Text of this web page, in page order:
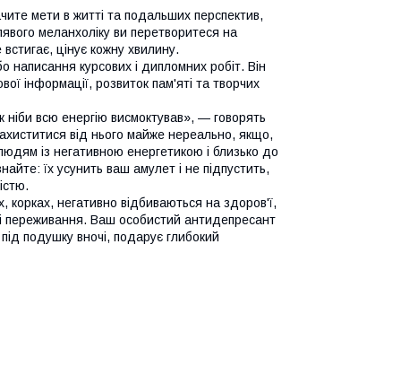
мети в житті та подальших перспектив,
меланхоліку ви перетворитеся на
цінує кожну хвилину.
написання курсових і дипломних робіт. Він
інформації, розвиток пам'яті та творчих
всю енергію висмоктував», — говорять
від нього майже нереально, якщо,
із негативною енергетикою і близько до
їх усунить ваш амулет і не підпустить,
негативно відбиваються на здоров'ї,
переживання. Ваш особистий антидепресант
подушку вночі, подарує глибокий